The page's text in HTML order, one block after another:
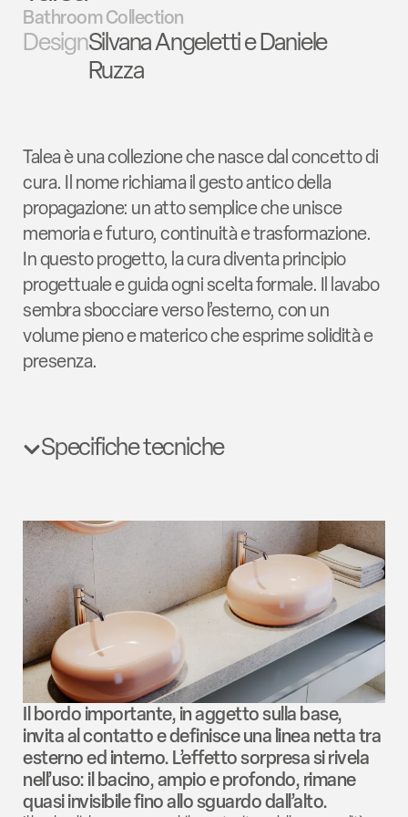
Bathroom Collection
DesignSilvana Angeletti e Daniele
Ruzza
Talea è una collezione che nasce dal concetto di
cura. Il nome richiama il gesto antico della
propagazione: un atto semplice che unisce
memoria e futuro, continuità e trasformazione.
In questo progetto, la cura diventa principio
progettuale e guida ogni scelta formale. Il lavabo
sembra sbocciare verso l’esterno, con un
volume pieno e materico che esprime solidità e
presenza.
Specifiche tecniche
Il bordo importante, in aggetto sulla base,
invita al contatto e definisce una linea netta tra
esterno ed interno. L’effetto sorpresa si rivela
nell’uso: il bacino, ampio e profondo, rimane
quasi invisibile fino allo sguardo dall’alto.